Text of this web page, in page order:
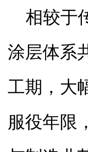
相较于
涂层体系
工期，大
服役年限